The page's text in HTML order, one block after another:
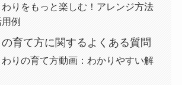
りをもっと楽しむ！アレンジ方法
用例
育て方に関するよくある質問
りの育て方動画：わかりやすい解